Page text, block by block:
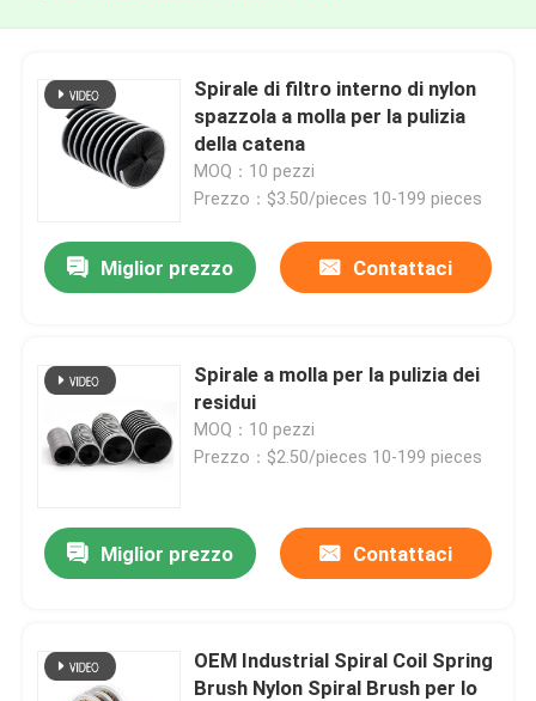
Spirale di filtro interno di nylon
spazzola a molla per la pulizia
della catena
MOQ：10 pezzi
Prezzo：$3.50/pieces 10-199 pieces
Miglior prezzo Contattaci
Spirale a molla per la pulizia dei
residui
MOQ：10 pezzi
Prezzo：$2.50/pieces 10-199 pieces
Miglior prezzo Contattaci
OEM Industrial Spiral Coil Spring
Brush Nylon Spiral Brush per lo